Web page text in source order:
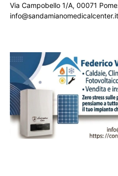
Via Campobello 1/A, 00071
info@sandamianomedicalcenter.it